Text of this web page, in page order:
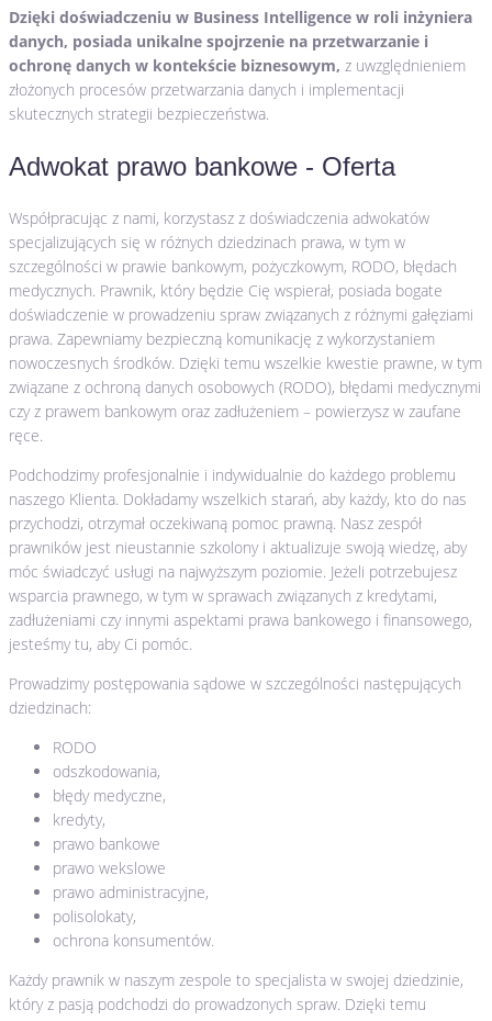
Dzięki doświadczeniu w Business Intelligence w roli inżyniera
danych, posiada unikalne spojrzenie na przetwarzanie i
ochronę danych w kontekście biznesowym, z uwzględnieniem
złożonych procesów przetwarzania danych i implementacji
skutecznych strategii bezpieczeństwa.
Adwokat prawo bankowe - Oferta
Współpracując z nami, korzystasz z doświadczenia adwokatów
specjalizujących się w różnych dziedzinach prawa, w tym w
szczególności w prawie bankowym, pożyczkowym, RODO, błędach
medycznych. Prawnik, który będzie Cię wspierał, posiada bogate
doświadczenie w prowadzeniu spraw związanych z różnymi gałęziami
prawa. Zapewniamy bezpieczną komunikację z wykorzystaniem
nowoczesnych środków. Dzięki temu wszelkie kwestie prawne, w tym
związane z ochroną danych osobowych (RODO), błędami medycznymi
czy z prawem bankowym oraz zadłużeniem – powierzysz w zaufane
ręce.
Podchodzimy profesjonalnie i indywidualnie do każdego problemu
naszego Klienta. Dokładamy wszelkich starań, aby każdy, kto do nas
przychodzi, otrzymał oczekiwaną pomoc prawną. Nasz zespół
prawników jest nieustannie szkolony i aktualizuje swoją wiedzę, aby
móc świadczyć usługi na najwyższym poziomie. Jeżeli potrzebujesz
wsparcia prawnego, w tym w sprawach związanych z kredytami,
zadłużeniami czy innymi aspektami prawa bankowego i finansowego,
jesteśmy tu, aby Ci pomóc.
Prowadzimy postępowania sądowe w szczególności następujących
dziedzinach:
RODO
odszkodowania,
błędy medyczne,
kredyty,
prawo bankowe
prawo wekslowe
prawo administracyjne,
polisolokaty,
ochrona konsumentów.
Każdy prawnik w naszym zespole to specjalista w swojej dziedzinie,
który z pasją podchodzi do prowadzonych spraw. Dzięki temu